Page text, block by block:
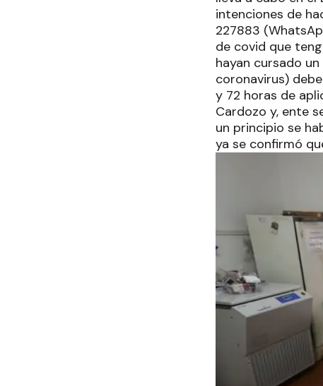
intenciones de
227883
de covid que
hayan cursado
coronavirus)
y 72 horas de
Cardozo y, ente
un principio se
ya se confirmó